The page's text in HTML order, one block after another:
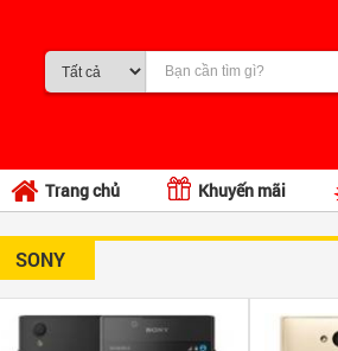
Trang chủ Khuyến mãi
SONY